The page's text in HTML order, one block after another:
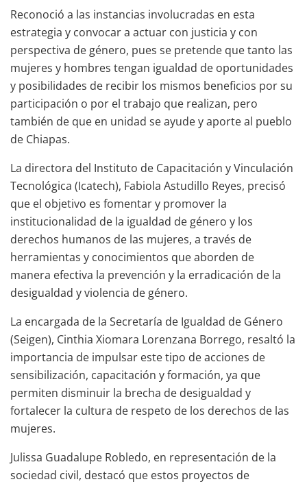
Reconoció a las instancias involucradas en esta
estrategia y convocar a actuar con justicia y con
perspectiva de género, pues se pretende que tanto las
mujeres y hombres tengan igualdad de oportunidades
y posibilidades de recibir los mismos beneficios por su
participación o por el trabajo que realizan, pero
también de que en unidad se ayude y aporte al pueblo
de Chiapas.
La directora del Instituto de Capacitación y Vinculación
Tecnológica (Icatech), Fabiola Astudillo Reyes, precisó
que el objetivo es fomentar y promover la
institucionalidad de la igualdad de género y los
derechos humanos de las mujeres, a través de
herramientas y conocimientos que aborden de
manera efectiva la prevención y la erradicación de la
desigualdad y violencia de género.
La encargada de la Secretaría de Igualdad de Género
(Seigen), Cinthia Xiomara Lorenzana Borrego, resaltó la
importancia de impulsar este tipo de acciones de
sensibilización, capacitación y formación, ya que
permiten disminuir la brecha de desigualdad y
fortalecer la cultura de respeto de los derechos de las
mujeres.
Julissa Guadalupe Robledo, en representación de la
sociedad civil, destacó que estos proyectos de